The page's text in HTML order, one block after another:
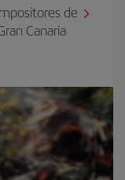
de
Canaria